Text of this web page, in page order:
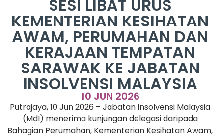
SESI LIBAT URUS
KEMENTERIAN KESIHATAN
AWAM, PERUMAHAN DAN
KERAJAAN TEMPATAN
SARAWAK KE JABATAN
INSOLVENSI MALAYSIA
10 JUN 2026
Putrajaya, 10 Jun 2026 – Jabatan Insolvensi Malaysia
(MdI) menerima kunjungan delegasi daripada
Bahagian Perumahan, Kementerian Kesihatan Awam,